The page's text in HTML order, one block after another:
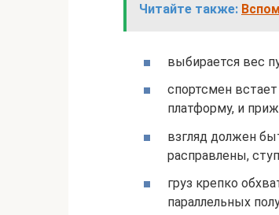
Читайте также:
выбирается вес
спортсмен
платформу, и
взгляд должен
расправлены,
груз крепко
параллельных